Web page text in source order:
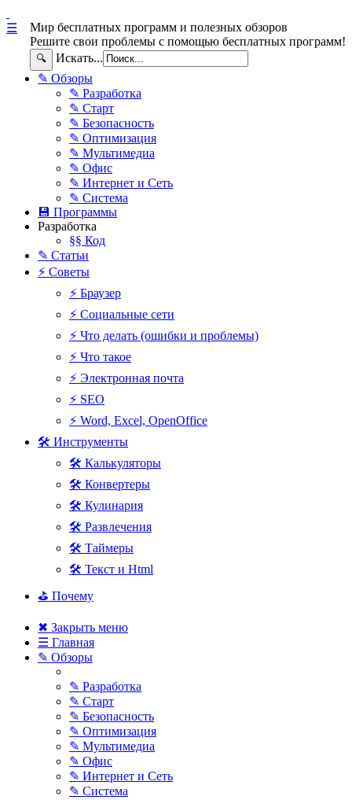
Мир бесплатных программ и полезных обзоров
Решите свои проблемы с помощью бесплатных программ!
🔍 Искать...
☰
✎ Обзоры
✎ Разработка
✎ Старт
✎ Безопасность
✎ Оптимизация
✎ Мультимедиа
✎ Офис
✎ Интернет и Сеть
✎ Система
💾 Программы
Разработка
§§ Код
✎ Статьи
⚡ Советы
⚡ Браузер
⚡ Социальные сети
⚡ Что делать (ошибки и проблемы)
⚡ Что такое
⚡ Электронная почта
⚡ SEO
⚡ Word, Excel, OpenOffice
🛠 Инструменты
🛠 Калькуляторы
🛠 Конвертеры
🛠 Кулинария
🛠 Развлечения
🛠 Таймеры
🛠 Текст и Html
⛳ Почему
✖ Закрыть меню
☰ Главная
✎ Обзоры
✎ Разработка
✎ Старт
✎ Безопасность
✎ Оптимизация
✎ Мультимедиа
✎ Офис
✎ Интернет и Сеть
✎ Система